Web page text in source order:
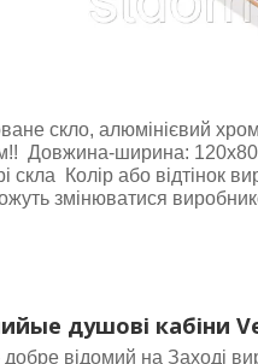
скло, алюмінієвий
Довжина-ширина:
Колір або відтінок
змінюватися
ые душові кабіни
добре відомий на Заході